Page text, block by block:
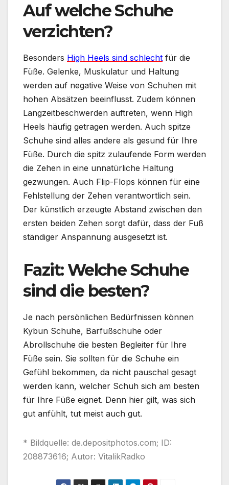
Auf welche Schuhe
verzichten?
Besonders High Heels sind schlecht für die
Füße. Gelenke, Muskulatur und Haltung
werden auf negative Weise von Schuhen mit
hohen Absätzen beeinflusst. Zudem können
Langzeitbeschwerden auftreten, wenn High
Heels häufig getragen werden. Auch spitze
Schuhe sind alles andere als gesund für Ihre
Füße. Durch die spitz zulaufende Form werden
die Zehen in eine unnatürliche Haltung
gezwungen. Auch Flip-Flops können für eine
Fehlstellung der Zehen verantwortlich sein.
Der künstlich erzeugte Abstand zwischen den
ersten beiden Zehen sorgt dafür, dass der Fuß
ständiger Anspannung ausgesetzt ist.
Fazit: Welche Schuhe
sind die besten?
Je nach persönlichen Bedürfnissen können
Kybun Schuhe, Barfußschuhe oder
Abrollschuhe die besten Begleiter für Ihre
Füße sein. Sie sollten für die Schuhe ein
Gefühl bekommen, da nicht pauschal gesagt
werden kann, welcher Schuh sich am besten
für Ihre Füße eignet. Denn hier gilt, was sich
gut anfühlt, tut meist auch gut.
* Bildquelle: de.depositphotos.com; ID:
208873616; Autor: VitalikRadko